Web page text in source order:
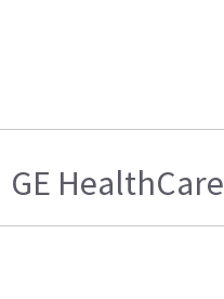
GE HealthCare